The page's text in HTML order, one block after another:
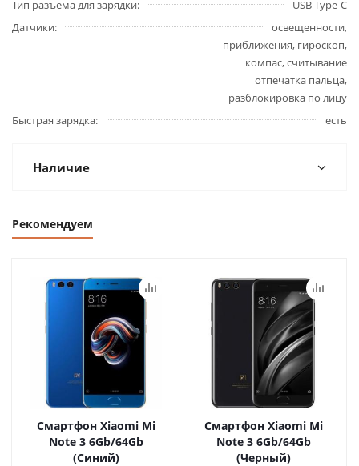
Тип разъема для зарядки
USB Type-C
Датчики
освещенности,
приближения, гироскоп,
компас, считывание
отпечатка пальца,
разблокировка по лицу
Быстрая зарядка
есть
Наличие
Рекомендуем
Смартфон Xiaomi Mi
Note 3 6Gb/64Gb
(Синий)
Смартфон Xiaomi Mi
Note 3 6Gb/64Gb
(Черный)